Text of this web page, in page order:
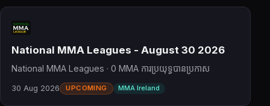
National MMA Leagues - August 30 2026
National MMA Leagues · 0 MMA ការប្រយុទ្ធបានប្រកាស
30 Aug 2026 UPCOMING MMA Ireland